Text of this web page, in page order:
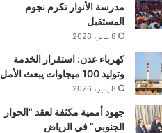
مدرسة الأنوار تكرم نجوم
المستقبل
8 يناير، 2026
كهرباء عدن: استقرار الخدمة
وتوليد 100 ميجاوات يبعث الأمل
8 يناير، 2026
جهود أممية مكثفة لعقد “الحوار
الجنوبي” في الرياض